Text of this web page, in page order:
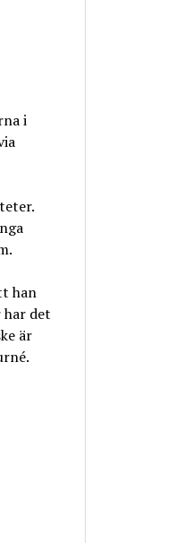
i
han
har det
är